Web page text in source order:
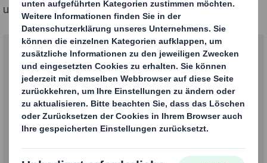
und Dienstleistungen haben.
DS Smith Packaging Austria GmbH
Heidestraße 14
2433 Margarethen am Moos
Kontaktformular
Bitte füllen Sie das untenstehende Formular aus und
sich in Kürze mit Ihnen in Verbindung setzen.